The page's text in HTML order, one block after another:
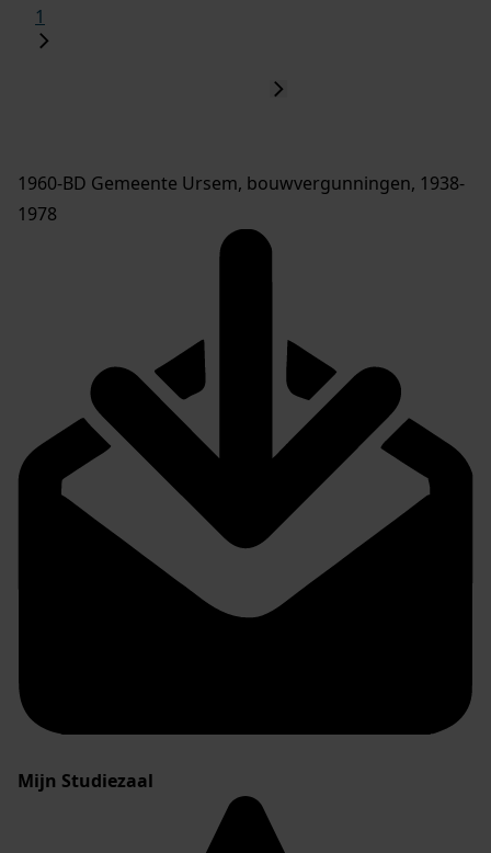
1
1960-BD Gemeente Ursem, bouwvergunningen, 1938-
1978
Mijn Studiezaal